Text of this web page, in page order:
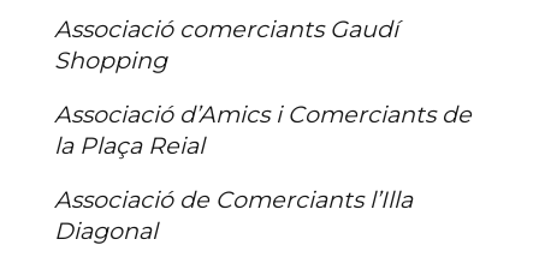
Associació comerciants Gaudí
Shopping
Associació d’Amics i Comerciants de
la Plaça Reial
Associació de Comerciants l’Illa
Diagonal